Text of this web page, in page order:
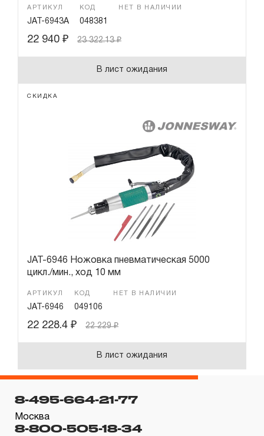
АРТИКУЛ
JAT-6943A
КОД
048381
НЕТ В НАЛИЧИИ
22 940 ₽ 23 322.13₽
В лист ожидания
СКИДКА
JAT-6946 Ножовка пневматическая 5000
цикл./мин., ход 10 мм
АРТИКУЛ
JAT-6946
КОД
049106
НЕТ В НАЛИЧИИ
22 228.4 ₽ 22 229₽
В лист ожидания
8-495-664-21-77
Москва
8-800-505-18-34